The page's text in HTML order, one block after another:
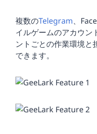
複数のTelegram、
イルゲームのアカウン
ントごとの作業環境と
できます。